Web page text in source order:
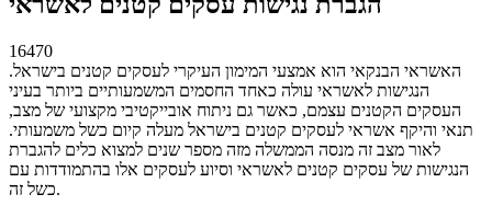
16470
האשראי הבנקאי הוא אמצעי המימון העיקרי לעסקים קטנים בישראל.
הנגישות לאשראי עולה כאחד החסמים המשמעותיים ביותר בעיני
העסקים הקטנים עצמם, כאשר גם ניתוח אובייקטיבי מקצועי של מצב,
תנאי והיקף אשראי לעסקים קטנים בישראל מעלה קיום כשל משמעותי.
לאור מצב זה מנסה הממשלה מזה מספר שנים למצוא כלים להגברת
הנגישות של עסקים קטנים לאשראי וסיוע לעסקים אלו בהתמודדות עם
כשל זה.